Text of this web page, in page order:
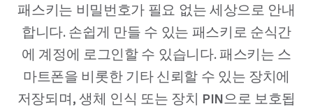
패스키는 비밀번호가 필요 없는 세상으로 안내
합니다. 손쉽게 만들 수 있는 패스키로 순식간
에 계정에 로그인할 수 있습니다. 패스키는 스
마트폰을 비롯한 기타 신뢰할 수 있는 장치에
저장되며, 생체 인식 또는 장치 PIN으로 보호됩